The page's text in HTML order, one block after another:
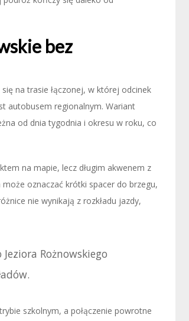
bez
na trasie łączonej, w której odcinek
autobusem regionalnym. Wariant
od dnia tygodnia i okresu w roku, co
na mapie, lecz długim akwenem z
oznaczać krótki spacer do brzegu,
nie wynikają z rozkładu jazdy,
Rożnowskiego
szkolnym, a połączenie powrotne